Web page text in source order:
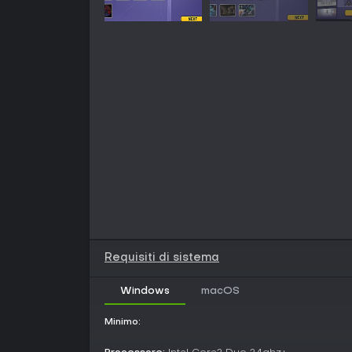
Requisiti di sistema
Windows macOS
Minimo: